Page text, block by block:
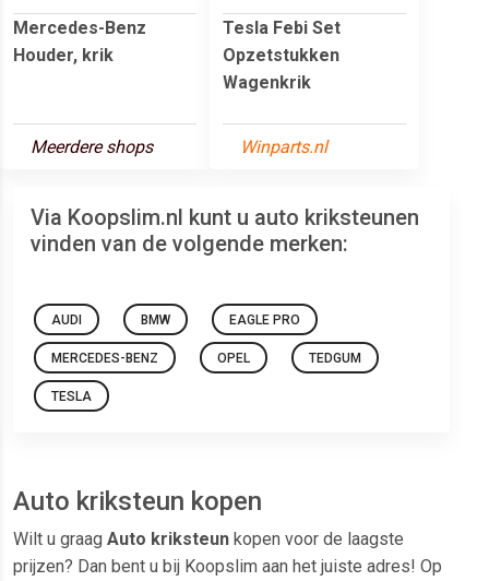
Mercedes-Benz
Houder, krik
Meerdere shops
Tesla Febi Set
Opzetstukken
Wagenkrik
Winparts.nl
Via Koopslim.nl kunt u auto kriksteunen
vinden van de volgende merken:
AUDI BMW EAGLE PRO
MERCEDES-BENZ OPEL TEDGUM
TESLA
Auto kriksteun kopen
Wilt u graag Auto kriksteun kopen voor de laagste
prijzen? Dan bent u bij Koopslim aan het juiste adres! Op